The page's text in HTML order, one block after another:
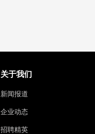
关于我们
新闻报道
企业动态
招聘精英